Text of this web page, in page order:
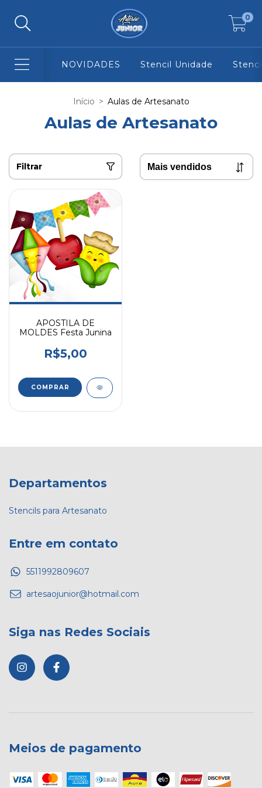
0
NOVIDADES Stencil Unidade
Início > Aulas de Artesanato
Aulas de Artesanato
Filtrar
APOSTILA DE
MOLDES Festa Junina
R$5,00
Departamentos
Stencils para Artesanato
Entre em contato
5511992809607
artesaojunior@hotmail.com
Siga nas Redes Sociais
Meios de pagamento